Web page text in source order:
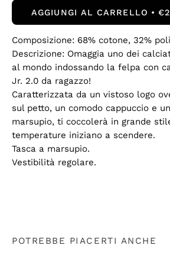
AGGIUNGI AL CARRELLO
Composizione: 68% cotone, 32%
Descrizione: Omaggia uno dei
al mondo indossando la felpa con
Jr. 2.0 da ragazzo!
Caratterizzata da un vistoso logo
sul petto, un comodo cappuccio e
marsupio, ti coccolerà in grande
temperature iniziano a scendere.
Tasca a marsupio.
Vestibilità regolare.
POTREBBE PIACERTI ANCHE